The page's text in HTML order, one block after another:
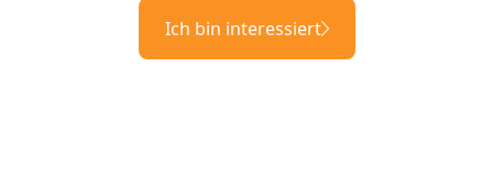
Ich bin interessiert